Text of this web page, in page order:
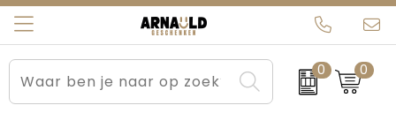
0 0
Relatiegeschenken
Beurs en Evenementen
Arnauld Kerstpakketten
Ons team